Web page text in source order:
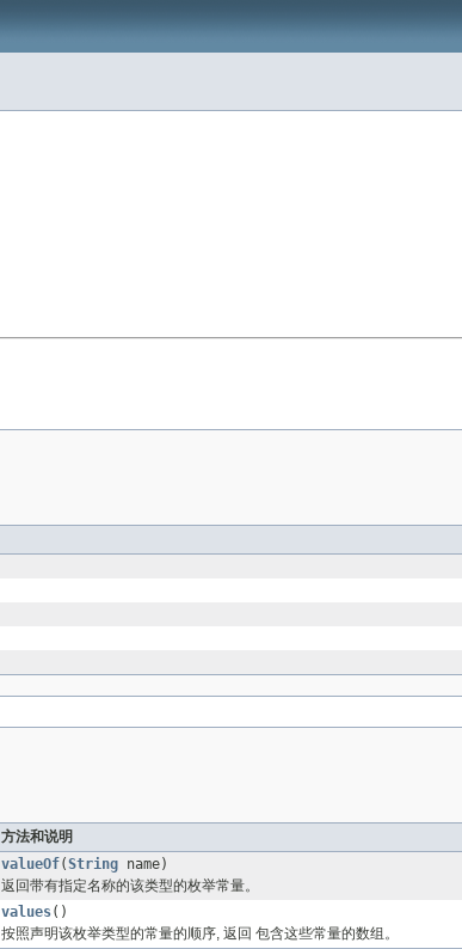
方法和说明
valueOf(String name)
返回带有指定名称的该类型的枚举常量。
values()
按照声明该枚举类型的常量的顺序, 返回 包含这些常量的数组。